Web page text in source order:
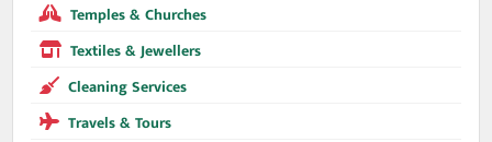
Temples & Churches
Textiles & Jewellers
Cleaning Services
Travels & Tours